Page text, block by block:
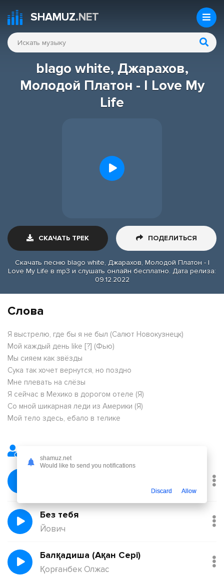
SHAMUZ.NET
blago white, Джарахов,
Молодой Платон - I Love My
Life
СКАЧАТЬ ТРЕК ПОДЕЛИТЬСЯ
Скачать песню blago white, Джарахов, Молодой Платон - I
Love My Life в mp3 и слушать онлайн бесплатно. Дата релиза:
09.12.2022
Слова
Я выстрелю, где бы я не был (Салют Новокузнецк)
Мой каждый день like [?] (Фью)
Мы сияем как звёзды
Сука так хочет вернутся, но поздно
Мне плевать на слёзы
Я сейчас в Мехико в дорогом отеле (Я)
Со мной шикарная леди из Америки (Я)
Мой тело здесь, ебало в телике
Без тебя
Йович
Балқадиша (Ақан Сері)
Қорғанбек Олжас
shamuz.net
Would like to send you notifications
Discard Allow